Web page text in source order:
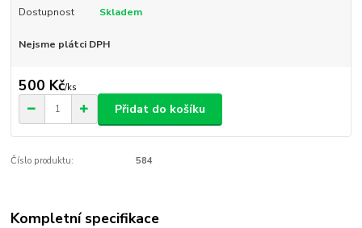
Dostupnost Skladem
Nejsme plátci DPH
500 Kč/ks
Přidat do košíku
Číslo produktu: 584
Kompletní specifikace